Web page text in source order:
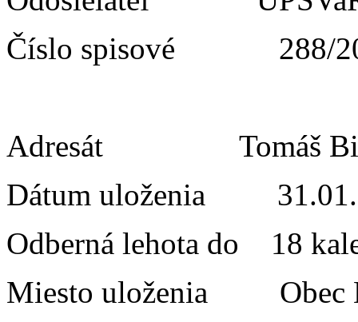
Číslo spisové 288/
Adresát Tomáš
Dátum uloženia
Odberná lehota do 18
Miesto uloženia